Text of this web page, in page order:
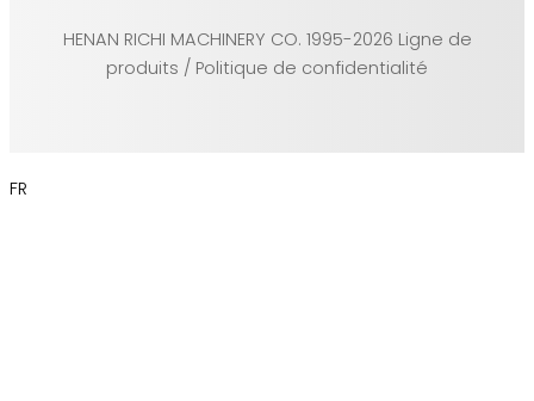
HENAN RICHI MACHINERY CO. 1995-2026 Ligne de
produits / Politique de confidentialité
FR